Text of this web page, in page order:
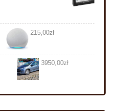
215,00zł
3950,00zł